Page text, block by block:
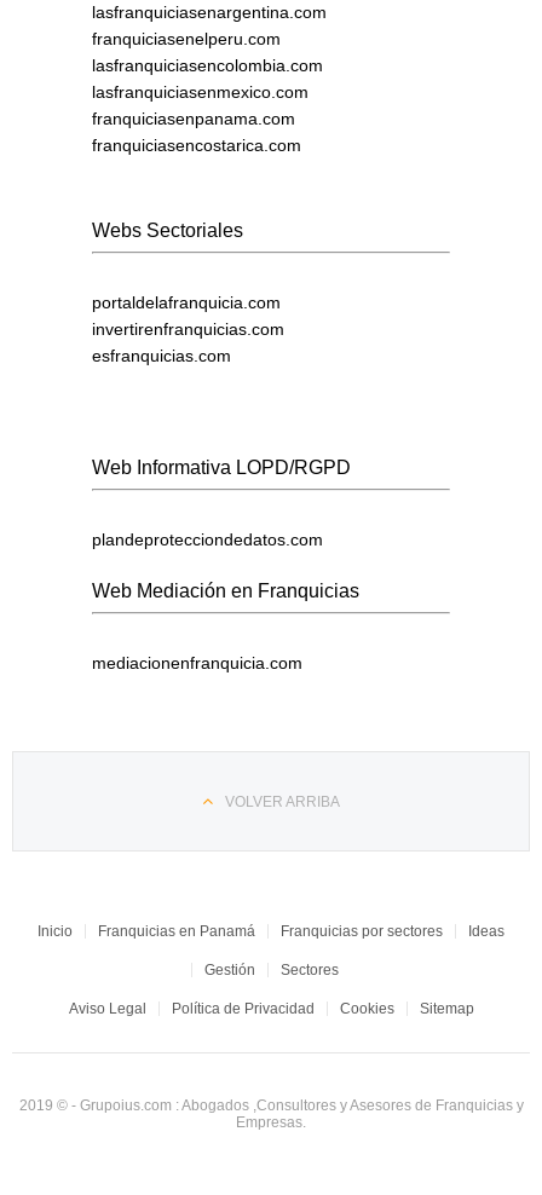
lasfranquiciasenargentina.com
franquiciasenelperu.com
lasfranquiciasencolombia.com
lasfranquiciasenmexico.com
franquiciasenpanama.com
franquiciasencostarica.com
Webs Sectoriales
portaldelafranquicia.com
invertirenfranquicias.com
esfranquicias.com
Web Informativa LOPD/RGPD
plandeprotecciondedatos.com
Web Mediación en Franquicias
mediacionenfranquicia.com
VOLVER ARRIBA
Inicio Franquicias en Panamá Franquicias por sectores Ideas
Gestión Sectores
Aviso Legal Política de Privacidad Cookies Sitemap
2019 © - Grupoius.com : Abogados ,Consultores y Asesores de Franquicias y
Empresas.